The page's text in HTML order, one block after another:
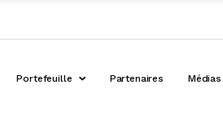
Portefeuille Partenaires Médias